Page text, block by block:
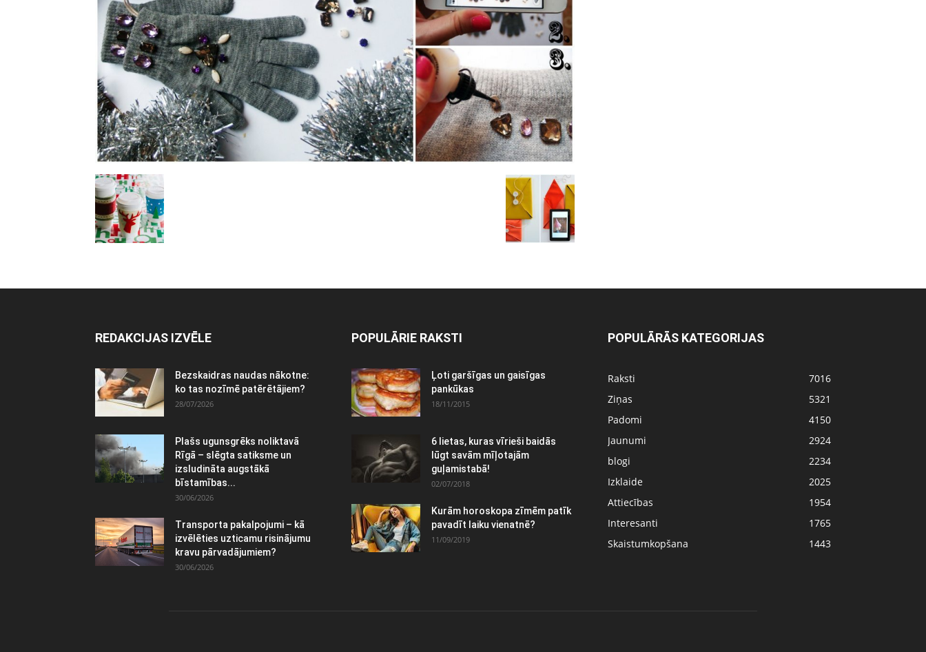
REDAKCIJAS IZVĒLE
Bezskaidras naudas nākotne:
ko tas nozīmē patērētājiem?
28/07/2026
Plašs ugunsgrēks noliktavā
Rīgā – slēgta satiksme un
izsludināta augstākā
bīstamības...
30/06/2026
Transporta pakalpojumi – kā
izvēlēties uzticamu risinājumu
kravu pārvadājumiem?
30/06/2026
POPULĀRIE RAKSTI
Ļoti garšīgas un gaisīgas
pankūkas
18/11/2015
6 lietas, kuras vīrieši baidās
lūgt savām mīļotajām
guļamistabā!
02/07/2018
Kurām horoskopa zīmēm patīk
pavadīt laiku vienatnē?
11/09/2019
POPULĀRĀS KATEGORIJAS
Raksti
7016
Ziņas
5321
Padomi
4150
Jaunumi
2924
blogi
2234
Izklaide
2025
Attiecības
1954
Interesanti
1765
Skaistumkopšana
1443